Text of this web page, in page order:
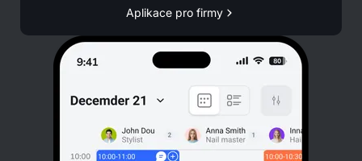
Aplikace pro firmy